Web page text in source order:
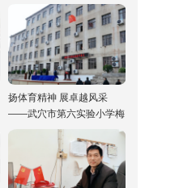
扬体育精神 展卓越风采
——武穴市第六实验小学梅
川校区冬运会“嗨”翻校园！